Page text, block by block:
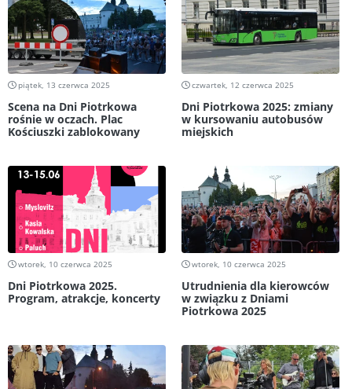
piątek, 13 czerwca 2025
Scena na Dni Piotrkowa
rośnie w oczach. Plac
Kościuszki zablokowany
czwartek, 12 czerwca 2025
Dni Piotrkowa 2025: zmiany
w kursowaniu autobusów
miejskich
wtorek, 10 czerwca 2025
Dni Piotrkowa 2025.
Program, atrakcje, koncerty
wtorek, 10 czerwca 2025
Utrudnienia dla kierowców
w związku z Dniami
Piotrkowa 2025